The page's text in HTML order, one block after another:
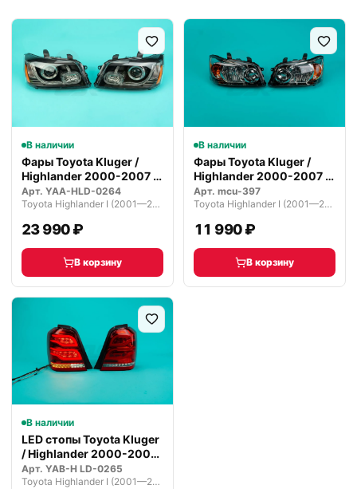
В наличии
Фары Toyota Kluger /
Highlander 2000-2007 г.
VLAND
Арт. YAA-HLD-0264
Toyota Highlander I (2001—2003)
23 990 ₽
В корзину
В наличии
Фары Toyota Kluger /
Highlander 2000-2007 г.
новые
Арт. mcu-397
Toyota Highlander I (2001—2003)
11 990 ₽
В корзину
В наличии
LED стопы Toyota Kluger
/ Highlander 2000-2007
г.
Арт. YAB-H LD-0265
Toyota Highlander I (2001—2003)